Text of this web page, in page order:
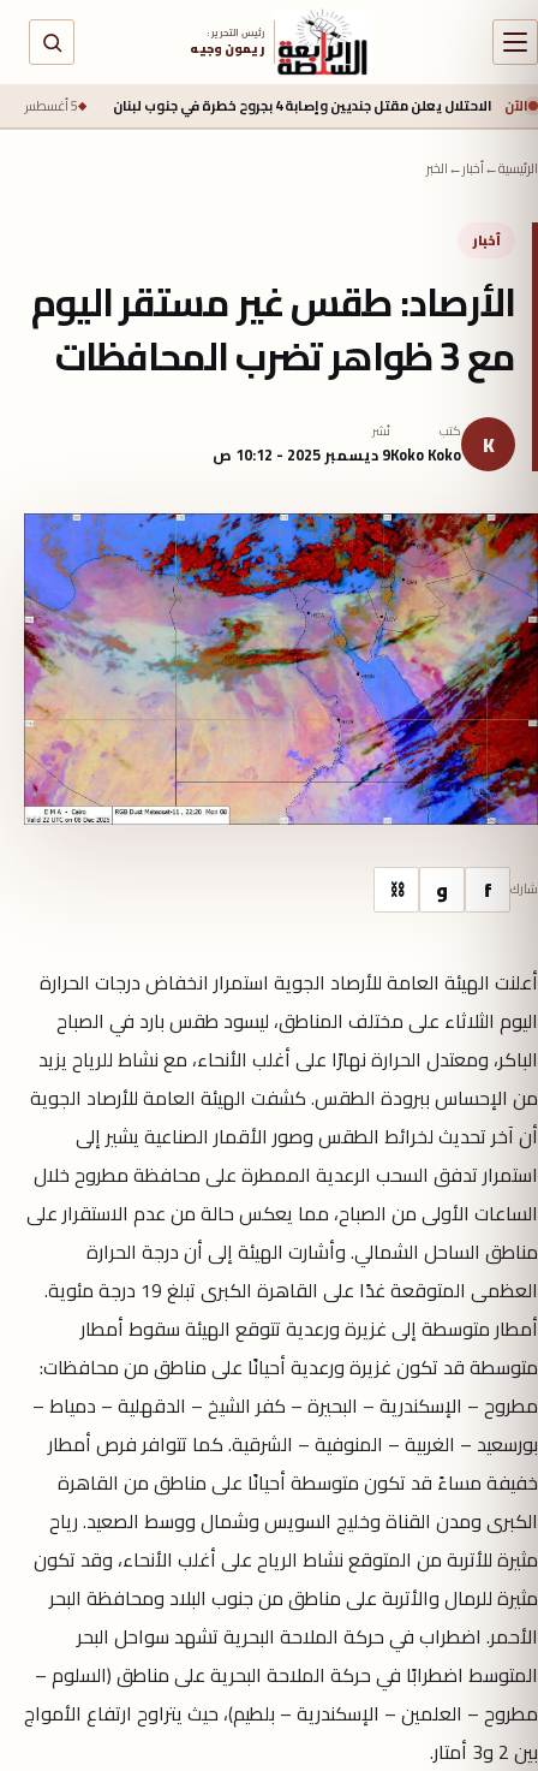
رئيس التحرير :
ريمون وجيه
الآن
مقتل جنديين وإصابة 4 بجروح خطرة في جنوب لبنان 5 أغسطس 2026 - 2:40 م
الرئيسية←أخبار←الخبر
أخبار
الأرصاد: طقس غير مستقر اليوم
مع 3 ظواهر تضرب المحافظات
K كتب
Koko Koko
نُشر
9 ديسمبر 2025 - 10:12 ص
شارك f و ⛓
أعلنت الهيئة العامة للأرصاد الجوية استمرار انخفاض درجات الحرارة
اليوم الثلاثاء على مختلف المناطق، ليسود طقس بارد في الصباح
الباكر، ومعتدل الحرارة نهارًا على أغلب الأنحاء، مع نشاط للرياح يزيد
من الإحساس ببرودة الطقس. كشفت الهيئة العامة للأرصاد الجوية
أن آخر تحديث لخرائط الطقس وصور الأقمار الصناعية يشير إلى
استمرار تدفق السحب الرعدية الممطرة على محافظة مطروح خلال
الساعات الأولى من الصباح، مما يعكس حالة من عدم الاستقرار على
مناطق الساحل الشمالي. وأشارت الهيئة إلى أن درجة الحرارة
العظمى المتوقعة غدًا على القاهرة الكبرى تبلغ 19 درجة مئوية.
أمطار متوسطة إلى غزيرة ورعدية تتوقع الهيئة سقوط أمطار
متوسطة قد تكون غزيرة ورعدية أحيانًا على مناطق من محافظات:
مطروح – الإسكندرية – البحيرة – كفر الشيخ – الدقهلية – دمياط –
بورسعيد – الغربية – المنوفية – الشرقية. كما تتوافر فرص أمطار
خفيفة مساءً قد تكون متوسطة أحيانًا على مناطق من القاهرة
الكبرى ومدن القناة وخليج السويس وشمال ووسط الصعيد. رياح
مثيرة للأتربة من المتوقع نشاط الرياح على أغلب الأنحاء، وقد تكون
مثيرة للرمال والأتربة على مناطق من جنوب البلاد ومحافظة البحر
الأحمر. اضطراب في حركة الملاحة البحرية تشهد سواحل البحر
المتوسط اضطرابًا في حركة الملاحة البحرية على مناطق (السلوم –
مطروح – العلمين – الإسكندرية – بلطيم)، حيث يتراوح ارتفاع الأمواج
بين 2 و3 أمتار.